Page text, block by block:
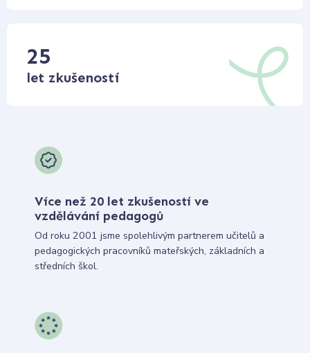
25
let zkušeností
Více než 20 let zkušeností ve
vzdělávání pedagogů
Od roku 2001 jsme spolehlivým partnerem učitelů a
pedagogických pracovníků mateřských, základních a
středních škol.